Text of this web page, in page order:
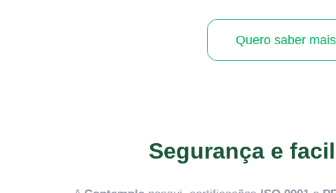
Quero saber mais
Segurança e